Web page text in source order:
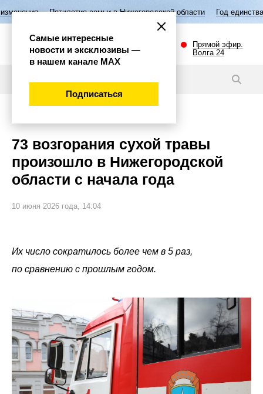
семьи в Нижегородской области Год единства народов России
Прямой эфир.
Волга 24
73 возгорания сухой травы
произошло в Нижегородской
области с начала года
10 июня 2026 года, 14:04
Их число сократилось более чем в 5 раз,
по сравнению с прошлым годом.
Самые интересные
новости и эксклюзивы —
в нашем канале МАХ
Подписаться